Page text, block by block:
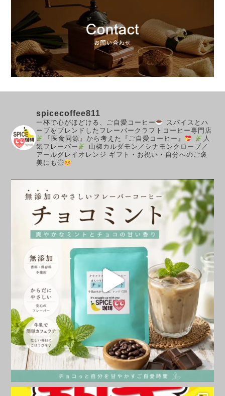
spicecoffee811
一杯で心がほどける、ご自愛コーヒー
スパイスとハ
ーブをブレンドしたフレーバークラフトコーヒー専門店
『医食同源』から考えた『ご自愛コーヒー』
人
気フレーバー
山椒カルダモン／シナモンクローブ／
アールグレイオレンジ ギフト・お祝い・自分へのご褒
美にも◎